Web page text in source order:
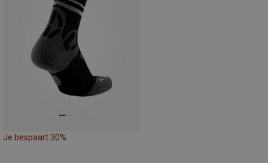
Je bespaart 30%